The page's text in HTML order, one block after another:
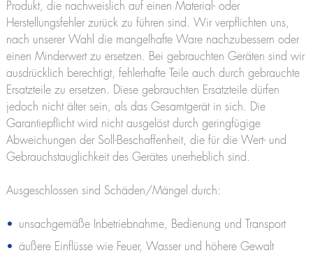
Produkt, die nachweislich auf einen Material- oder
Herstellungsfehler zurück zu führen sind. Wir verpflichten uns,
nach unserer Wahl die mangelhafte Ware nachzubessern oder
einen Minderwert zu ersetzen. Bei gebrauchten Geräten sind wir
ausdrücklich berechtigt, fehlerhafte Teile auch durch gebrauchte
Ersatzteile zu ersetzen. Diese gebrauchten Ersatzteile dürfen
jedoch nicht älter sein, als das Gesamtgerät in sich. Die
Garantiepflicht wird nicht ausgelöst durch geringfügige
Abweichungen der Soll-Beschaffenheit, die für die Wert- und
Gebrauchstauglichkeit des Gerätes unerheblich sind.
Ausgeschlossen sind Schäden/Mängel durch:
unsachgemäße Inbetriebnahme, Bedienung und Transport
äußere Einflüsse wie Feuer, Wasser und höhere Gewalt